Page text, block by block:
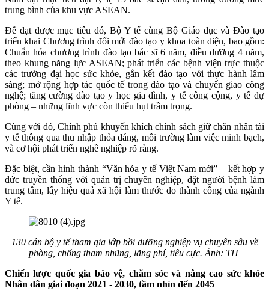
trung bình của khu vực ASEAN.
Để đạt được mục tiêu đó, Bộ Y tế cùng Bộ Giáo dục và Đào tạo
triển khai Chương trình đổi mới đào tạo y khoa toàn diện, bao gồm:
Chuẩn hóa chương trình đào tạo bác sĩ 6 năm, điều dưỡng 4 năm,
theo khung năng lực ASEAN; phát triển các bệnh viện trực thuộc
các trường đại học sức khỏe, gắn kết đào tạo với thực hành lâm
sàng; mở rộng hợp tác quốc tế trong đào tạo và chuyển giao công
nghệ; tăng cường đào tạo y học gia đình, y tế công cộng, y tế dự
phòng – những lĩnh vực còn thiếu hụt trầm trọng.
Cùng với đó, Chính phủ khuyến khích chính sách giữ chân nhân tài
y tế thông qua thu nhập thỏa đáng, môi trường làm việc minh bạch,
và cơ hội phát triển nghề nghiệp rõ ràng.
Đặc biệt, cần hình thành “Văn hóa y tế Việt Nam mới” – kết hợp y
đức truyền thống với quản trị chuyên nghiệp, đặt người bệnh làm
trung tâm, lấy hiệu quả xã hội làm thước đo thành công của ngành
Y tế.
130 cán bộ y tế tham gia lớp bồi dưỡng nghiệp vụ chuyên sâu về
phòng, chống tham nhũng, lãng phí, tiêu cực. Ảnh: TH
Chiến lược quốc gia bảo vệ, chăm sóc và nâng cao sức khỏe
Nhân dân giai đoạn 2021 - 2030, tầm nhìn đến 2045